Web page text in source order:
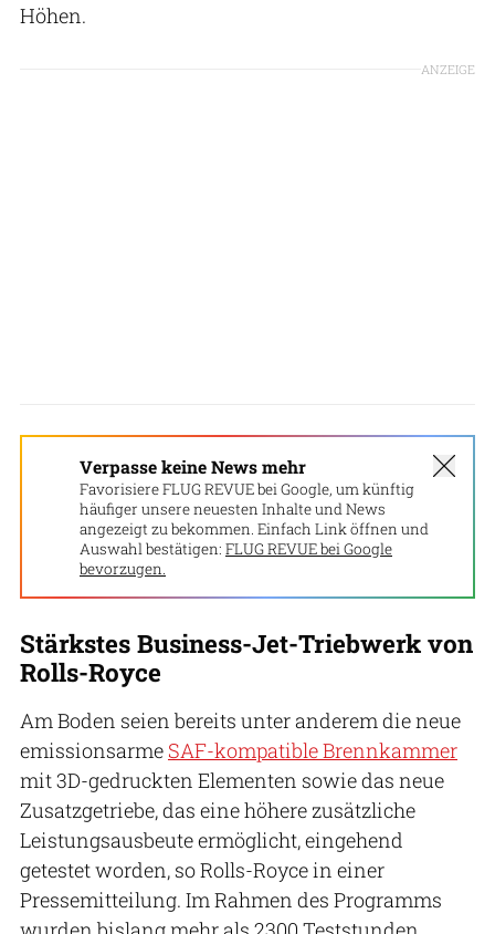
Höhen.
ANZEIGE
Verpasse keine News mehr
Favorisiere FLUG REVUE bei Google, um künftig
häufiger unsere neuesten Inhalte und News
angezeigt zu bekommen. Einfach Link öffnen und
Auswahl bestätigen: FLUG REVUE bei Google
bevorzugen.
Stärkstes Business-Jet-Triebwerk von
Rolls-Royce
Am Boden seien bereits unter anderem die neue
emissionsarme SAF-kompatible Brennkammer
mit 3D-gedruckten Elementen sowie das neue
Zusatzgetriebe, das eine höhere zusätzliche
Leistungsausbeute ermöglicht, eingehend
getestet worden, so Rolls-Royce in einer
Pressemitteilung. Im Rahmen des Programms